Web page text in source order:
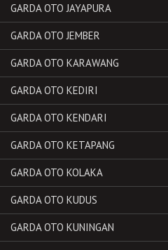
GARDA OTO JAYAPURA
GARDA OTO JEMBER
GARDA OTO KARAWANG
GARDA OTO KEDIRI
GARDA OTO KENDARI
GARDA OTO KETAPANG
GARDA OTO KOLAKA
GARDA OTO KUDUS
GARDA OTO KUNINGAN